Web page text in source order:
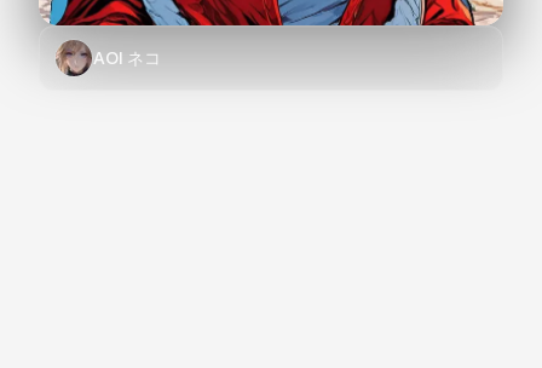
AOI ネコ